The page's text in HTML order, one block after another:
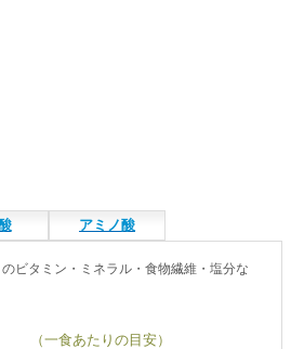
アミノ酸
ビタミン・ミネラル・食物繊維・塩分な
（一食あたりの目安）